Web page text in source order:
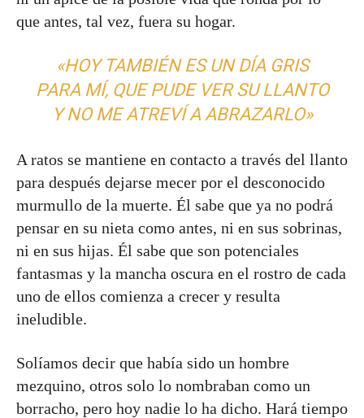
que antes, tal vez, fuera su hogar.
«HOY TAMBIÉN ES UN DÍA GRIS
PARA MÍ, QUE PUDE VER SU LLANTO
Y NO ME ATREVÍ A ABRAZARLO»
A ratos se mantiene en contacto a través del llanto
para después dejarse mecer por el desconocido
murmullo de la muerte. Él sabe que ya no podrá
pensar en su nieta como antes, ni en sus sobrinas,
ni en sus hijas. Él sabe que son potenciales
fantasmas y la mancha oscura en el rostro de cada
uno de ellos comienza a crecer y resulta
ineludible.
Solíamos decir que había sido un hombre
mezquino, otros solo lo nombraban como un
borracho, pero hoy nadie lo ha dicho. Hará tiempo